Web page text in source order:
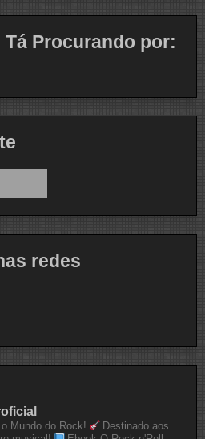
Procurando por:
redes
Mundo do Rock!
Destinado aos